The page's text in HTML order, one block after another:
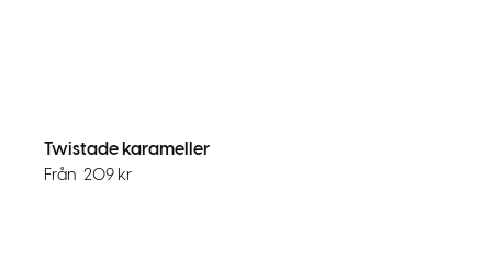
Twistade karameller
Från 209 kr